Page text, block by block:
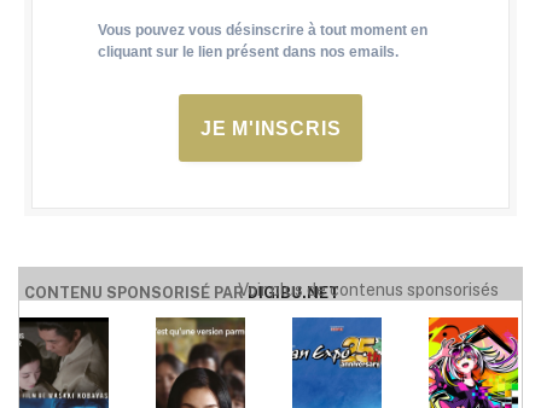
Vous pouvez vous désinscrire à tout moment en
cliquant sur le lien présent dans nos emails.
JE M'INSCRIS
CONTENU SPONSORISÉ PARDIGIBU.NET
Voir plus de contenus sponsorisés